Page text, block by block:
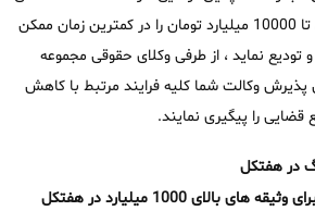
ملکی از 1 میلیارد تومان تا 10000 میلیارد تومان را در کمترین زمان ممکن
تودیع نماید ، از طرفی وکلای حقوقی مجموعه
پذیرش وکالت شما کلیه فرایند مرتبط با کاهش
قضایی را پیگیری نمایند.
بالای 1000 میلیارد در هفتکل